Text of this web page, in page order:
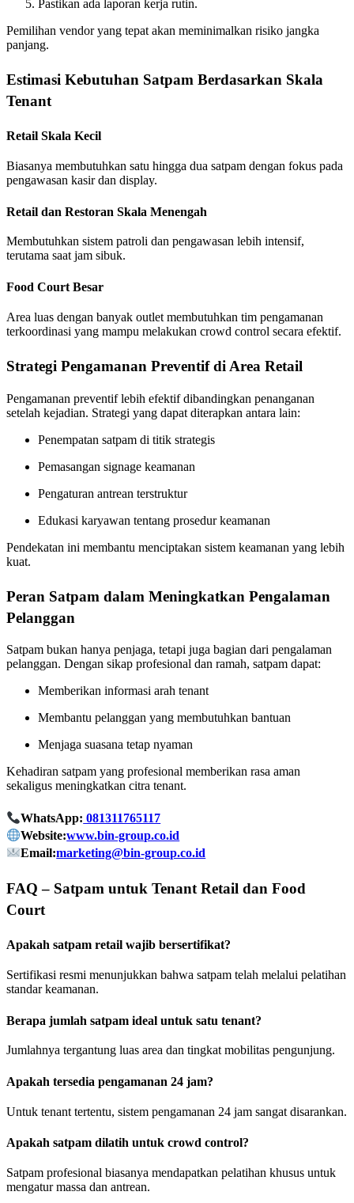
Pastikan ada laporan kerja rutin.
Pemilihan vendor yang tepat akan meminimalkan risiko jangka
panjang.
Estimasi Kebutuhan Satpam Berdasarkan Skala
Tenant
Retail Skala Kecil
Biasanya membutuhkan satu hingga dua satpam dengan fokus pada
pengawasan kasir dan display.
Retail dan Restoran Skala Menengah
Membutuhkan sistem patroli dan pengawasan lebih intensif,
terutama saat jam sibuk.
Food Court Besar
Area luas dengan banyak outlet membutuhkan tim pengamanan
terkoordinasi yang mampu melakukan crowd control secara efektif.
Strategi Pengamanan Preventif di Area Retail
Pengamanan preventif lebih efektif dibandingkan penanganan
setelah kejadian. Strategi yang dapat diterapkan antara lain:
Penempatan satpam di titik strategis
Pemasangan signage keamanan
Pengaturan antrean terstruktur
Edukasi karyawan tentang prosedur keamanan
Pendekatan ini membantu menciptakan sistem keamanan yang lebih
kuat.
Peran Satpam dalam Meningkatkan Pengalaman
Pelanggan
Satpam bukan hanya penjaga, tetapi juga bagian dari pengalaman
pelanggan. Dengan sikap profesional dan ramah, satpam dapat:
Memberikan informasi arah tenant
Membantu pelanggan yang membutuhkan bantuan
Menjaga suasana tetap nyaman
Kehadiran satpam yang profesional memberikan rasa aman
sekaligus meningkatkan citra tenant.
WhatsApp: 081311765117
Website:www.bin-group.co.id
Email:marketing@bin-group.co.id
FAQ – Satpam untuk Tenant Retail dan Food
Court
Apakah satpam retail wajib bersertifikat?
Sertifikasi resmi menunjukkan bahwa satpam telah melalui pelatihan
standar keamanan.
Berapa jumlah satpam ideal untuk satu tenant?
Jumlahnya tergantung luas area dan tingkat mobilitas pengunjung.
Apakah tersedia pengamanan 24 jam?
Untuk tenant tertentu, sistem pengamanan 24 jam sangat disarankan.
Apakah satpam dilatih untuk crowd control?
Satpam profesional biasanya mendapatkan pelatihan khusus untuk
mengatur massa dan antrean.